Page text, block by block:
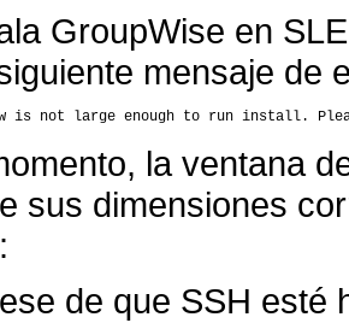
GroupWise en
mensaje de
la ventana
sus dimensiones
de que SSH esté